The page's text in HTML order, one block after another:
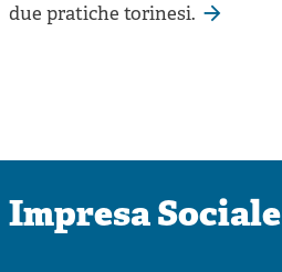
due pratiche torinesi.
Impresa Sociale